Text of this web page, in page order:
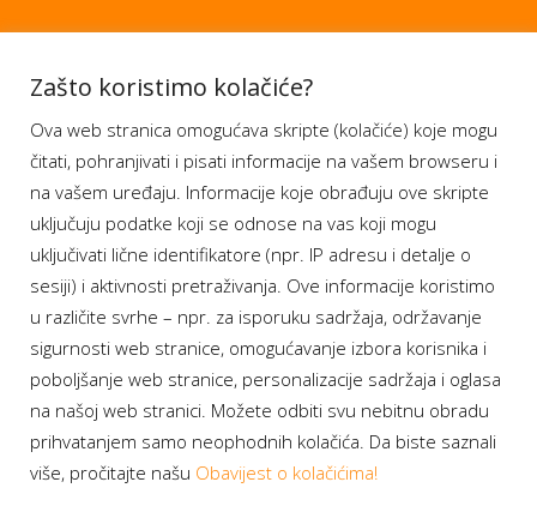
Aplikacije
Moj BH Telecom
Dostupnost usluga
Moja webTV
Aukcije BH Telecom
Program lojalnosti
Bonus plus
Prijava za newsletter
Zašto koristimo kolačiće?
Ova web stranica omogućava skripte (kolačiće) koje mogu
čitati, pohranjivati i pisati informacije na vašem browseru i
na vašem uređaju. Informacije koje obrađuju ove skripte
uključuju podatke koji se odnose na vas koji mogu
uključivati lične identifikatore (npr. IP adresu i detalje o
sesiji) i aktivnosti pretraživanja. Ove informacije koristimo
u različite svrhe – npr. za isporuku sadržaja, održavanje
sigurnosti web stranice, omogućavanje izbora korisnika i
poboljšanje web stranice, personalizacije sadržaja i oglasa
na našoj web stranici. Možete odbiti svu nebitnu obradu
prihvatanjem samo neophodnih kolačića. Da biste saznali
više, pročitajte našu Obavijest o kolačićima!